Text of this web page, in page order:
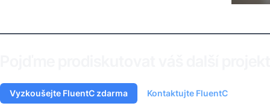
Vyzkoušejte FluentC zdarma Kontaktujte FluentC